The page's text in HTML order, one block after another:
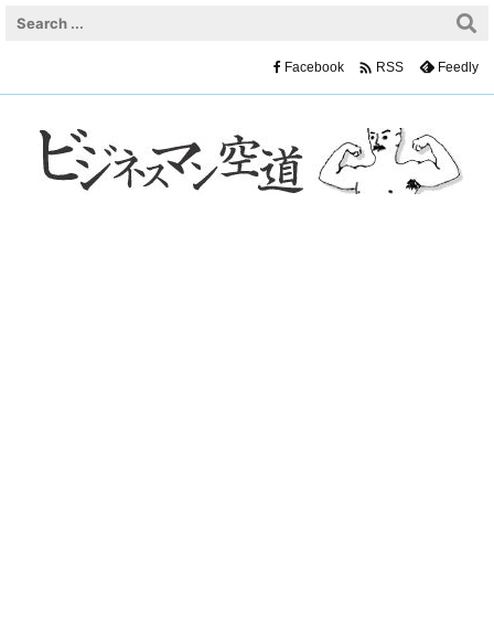
Facebook  RSS Feedly